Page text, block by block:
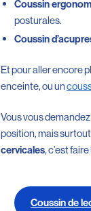
Coussin
posturales.
Coussin
Et pour aller encore
enceinte, ou un
Vous vous
position, mais
cervicales, c’est
Coussin de